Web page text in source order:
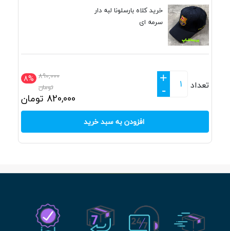
خرید کلاه بارسلونا لبه دار
سرمه ای
8% 890,000
تومان
820,000 تومان
تعداد
+
-
افزودن به سبد خرید